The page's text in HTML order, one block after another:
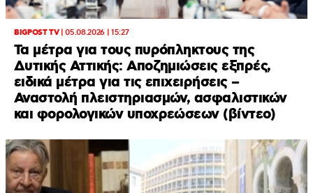
BIGPOST TV|05.08.2026 | 15:27
Τα μέτρα για τους πυρόπληκτους της
Δυτικής Αττικής: Αποζημιώσεις εξπρές,
ειδικά μέτρα για τις επιχειρήσεις –
Αναστολή πλειστηριασμών, ασφαλιστικών
και φορολογικών υποχρεώσεων (βίντεο)